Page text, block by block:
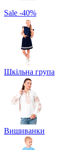
Sale -40%
Шкільна група
Вишиванки